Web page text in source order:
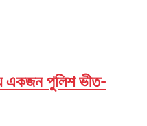
একজন পুলিশ ভীত-